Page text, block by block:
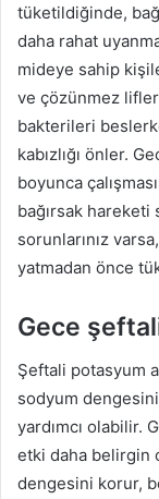
tüketildiğinde,
daha rahat
mideye sahip
ve çözünmez
bakterileri
kabızlığı önler.
boyunca
bağırsak
sorunlarınız
yatmadan önce
Gece
Şeftali potasyum
sodyum
yardımcı olabilir.
etki daha belirgin
dengesini korur,